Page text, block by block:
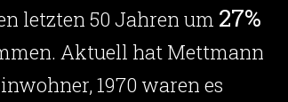
letzten 50 Jahren um 27%
Aktuell hat Mettmann
1970 waren es